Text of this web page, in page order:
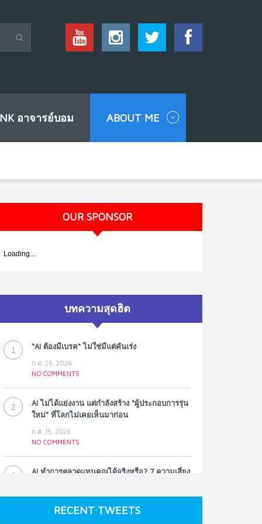
อาจารย์บอม ABOUT ME
OUR SPONSOR
Loading...
บทความสุดฮิต
1 “AI ต้องมีเบรค“ ไม่ใช่มีแต่คันเร่ง
ก.ค. 26, 2026
NO COMMENTS
2
AI ไม่ได้แย่งงาน แต่กำลังสร้าง “ผู้ประกอบการรุ่น
ใหม่” ที่โลกไม่เคยเห็นมาก่อน
ก.ค. 15, 2026
NO COMMENTS
3
AI ทำการตลาดแทนคุณได้จริงหรือ? 7 ความเสี่ยง
NO COMMENTS
RECENT TWEETS